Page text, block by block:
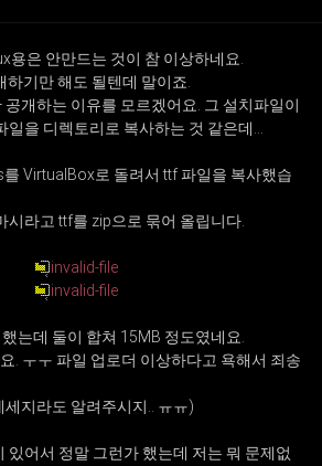
용은 안만드는 것이 참 이상하네요.
기만 해도 될텐데 말이죠.
개하는 이유를 모르겠어요. 그 설치파일이
을 디렉토리로 복사하는 것 같은데...
VirtualBox로 돌려서 ttf 파일을 복사했습
시라고 ttf를 zip으로 묶어 올립니다.
invalid-file
invalid-file
는데 둘이 합쳐 15MB 정도였네요.
. ㅜㅜ 파일 업로더 이상하다고 욕해서 죄송
지라도 알려주시지.. ㅠㅠ)
있어서 정말 그런가 했는데 저는 뭐 문제없